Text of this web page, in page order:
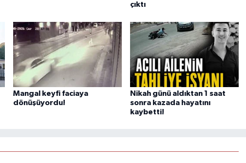
çıktı
Mangal keyfi faciaya
dönüşüyordu!
Nikah günü aldıktan 1 saat
sonra kazada hayatını
kaybetti!